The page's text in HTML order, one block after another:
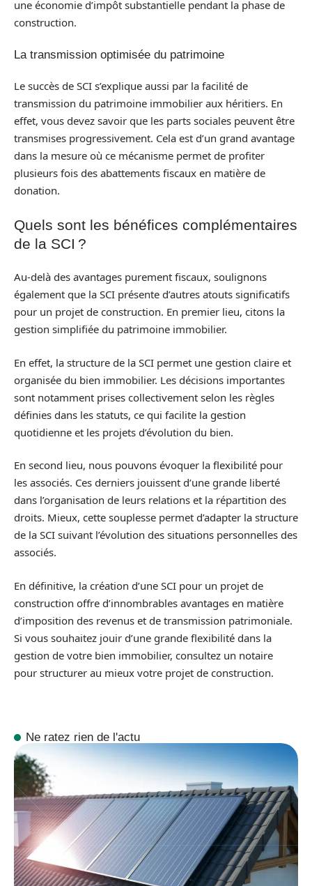
une économie d’impôt substantielle pendant la phase de
construction.
La transmission optimisée du patrimoine
Le succès de SCI s’explique aussi par la facilité de
transmission du patrimoine immobilier aux héritiers. En
effet, vous devez savoir que les parts sociales peuvent être
transmises progressivement. Cela est d’un grand avantage
dans la mesure où ce mécanisme permet de profiter
plusieurs fois des abattements fiscaux en matière de
donation.
Quels sont les bénéfices complémentaires
de la SCI ?
Au-delà des avantages purement fiscaux, soulignons
également que la SCI présente d’autres atouts significatifs
pour un projet de construction. En premier lieu, citons la
gestion simplifiée du patrimoine immobilier.
En effet, la structure de la SCI permet une gestion claire et
organisée du bien immobilier. Les décisions importantes
sont notamment prises collectivement selon les règles
définies dans les statuts, ce qui facilite la gestion
quotidienne et les projets d’évolution du bien.
En second lieu, nous pouvons évoquer la flexibilité pour
les associés. Ces derniers jouissent d’une grande liberté
dans l’organisation de leurs relations et la répartition des
droits. Mieux, cette souplesse permet d’adapter la structure
de la SCI suivant l’évolution des situations personnelles des
associés.
En définitive, la création d’une SCI pour un projet de
construction offre d’innombrables avantages en matière
d’imposition des revenus et de transmission patrimoniale.
Si vous souhaitez jouir d’une grande flexibilité dans la
gestion de votre bien immobilier, consultez un notaire
pour structurer au mieux votre projet de construction.
Ne ratez rien de l'actu